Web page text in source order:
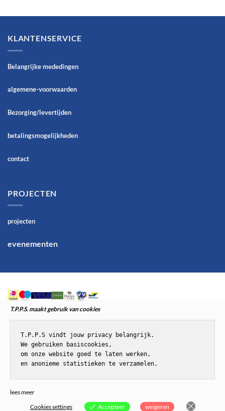
KLANTENSERVICE
Belangrijke mededingen
algemene-voorwaarden
Bezorging/levertijden
betalingsmogelijkheden
contact
PROJECTEN
projecten
evenementen
T.P.P.S. maakt gebruik van cookies
T.P.P.S vindt jouw privacy belangrijk.
We gebruiken basiscookies,
om onze website goed te laten werken,
en anonieme statistieken te verzamelen.
lees meer
Cookies settings
Accepteer weigeren